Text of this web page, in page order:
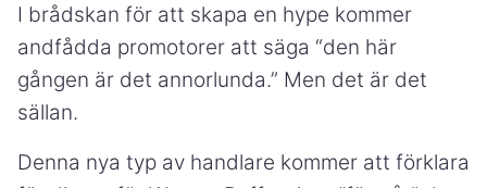
I brådskan för att skapa en hype kommer
andfådda promotorer att säga “den här
gången är det annorlunda.” Men det är det
sällan.
Denna nya typ av handlare kommer att förklara